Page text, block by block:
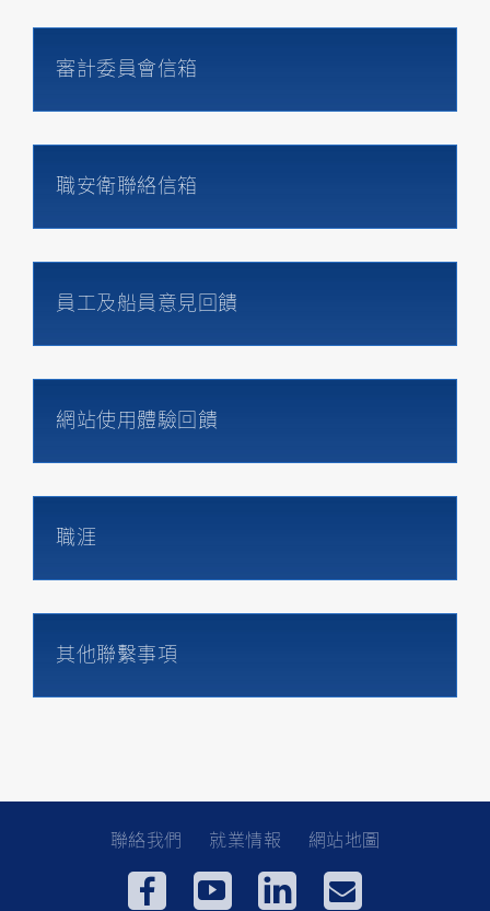
審計委員會信箱
職安衛聯絡信箱
員工及船員意見回饋
網站使用體驗回饋
職涯
其他聯繫事項
聯絡我們 就業情報 網站地圖